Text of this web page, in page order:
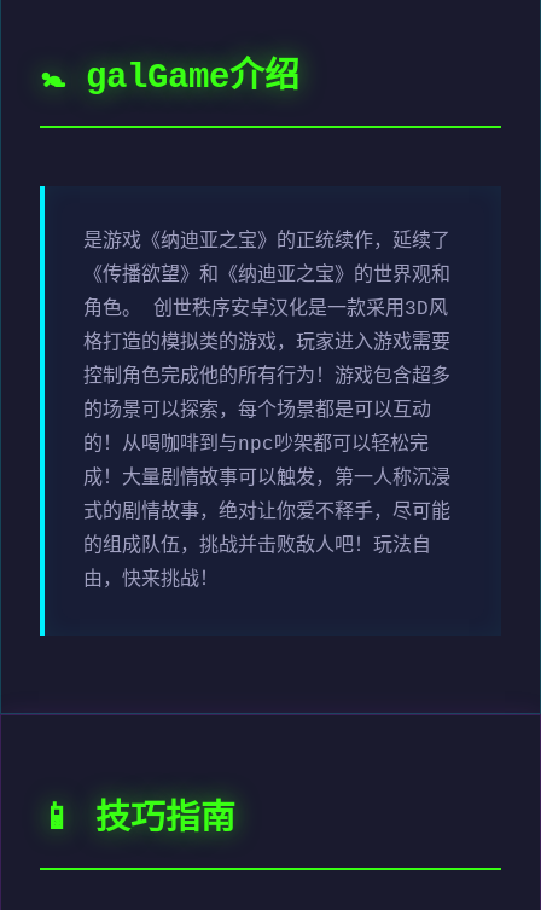
🚼 galGame介绍
是游戏《纳迪亚之宝》的正统续作，延续了
《传播欲望》和《纳迪亚之宝》的世界观和
角色。 创世秩序安卓汉化是一款采用3D风
格打造的模拟类的游戏，玩家进入游戏需要
控制角色完成他的所有行为！游戏包含超多
的场景可以探索，每个场景都是可以互动
的！从喝咖啡到与npc吵架都可以轻松完
成！大量剧情故事可以触发，第一人称沉浸
式的剧情故事，绝对让你爱不释手，尽可能
的组成队伍，挑战并击败敌人吧！玩法自
由，快来挑战！
📱 技巧指南